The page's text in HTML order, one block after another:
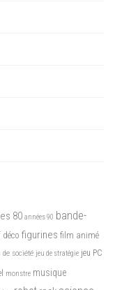
80 années 90 bande-
déco figurines film animé
de société jeu de stratégie jeu PC
monstre musique